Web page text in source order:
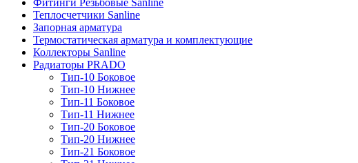
Фитинги Резьбовые Sanline
Теплосчетчики Sanline
Запорная арматура
Термостатическая арматура и комплектующие
Коллекторы Sanline
Радиаторы PRADO
Тип-10 Боковое
Тип-10 Нижнее
Тип-11 Боковое
Тип-11 Нижнее
Тип-20 Боковое
Тип-20 Нижнее
Тип-21 Боковое